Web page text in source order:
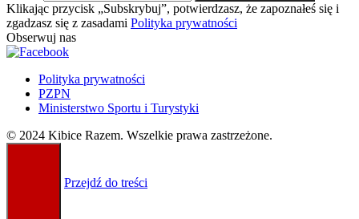
Klikając przycisk „Subskrybuj”, potwierdzasz, że zapoznałeś się i
zgadzasz się z zasadami Polityka prywatności
Obserwuj nas
Polityka prywatności
PZPN
Ministerstwo Sportu i Turystyki
© 2024 Kibice Razem. Wszelkie prawa zastrzeżone.
Przejdź do treści